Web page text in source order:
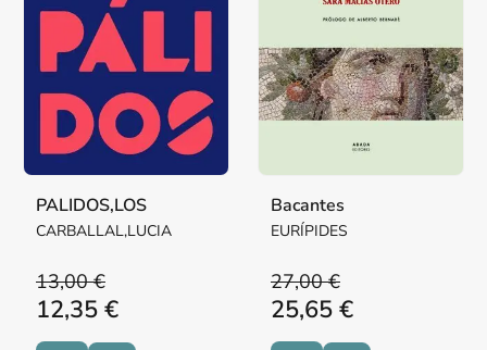
PALIDOS,LOS
CARBALLAL,LUCIA
13,00 €
12,35 €
Bacantes
EURÍPIDES
27,00 €
25,65 €